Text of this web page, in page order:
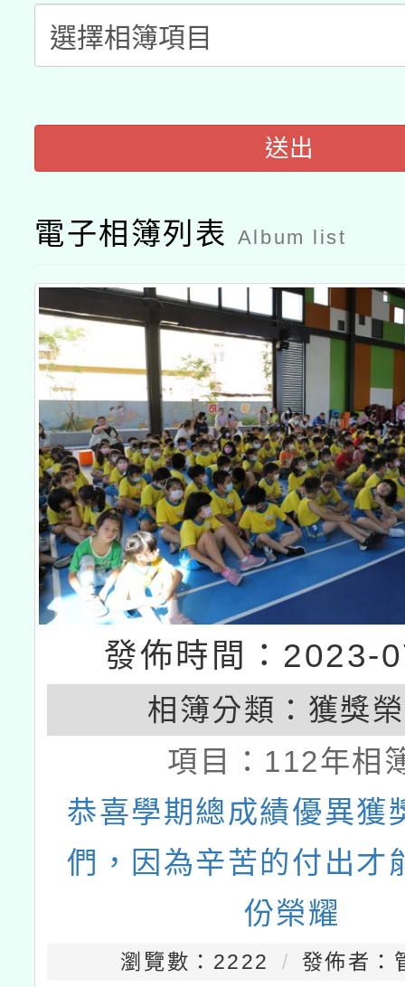
國立臺灣師範大學辦理
年度健康促進學校輔導
業成長研習」實施計畫
函轉國家教育研究院中
原住民族教育政策研討
族教育國際趨勢與發展
轉知教育部國民及學前
新北市政府教育局辦理
師專業成長研習實施計
方素養工作坊新北場」
族語言臺北學習中心
「族語學習班」招生簡
轉知有關國立成功大學
件」活動簡章
年度COVID-19疫苗接
接種對象擴大為「滿6
接種之民眾」措施，
月28日止
送出
電子相簿列表 Album list
發佈時間：2023-
相簿分類： 獲獎
項目： 112年相
恭喜學期總成績優異獲
們，因為辛苦的付出才
份榮耀
瀏覽數：2222 發佈者：